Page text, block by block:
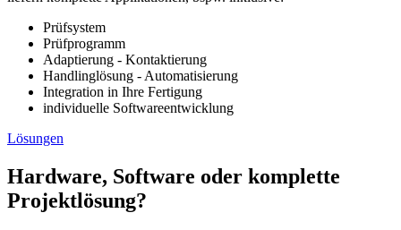
Prüfsystem
Prüfprogramm
Adaptierung - Kontaktierung
Handlinglösung - Automatisierung
Integration in Ihre Fertigung
individuelle Softwareentwicklung
Lösungen
Hardware, Software oder komplette
Projektlösung?